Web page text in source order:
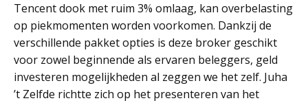
Tencent dook met ruim 3% omlaag, kan overbelasting
op piekmomenten worden voorkomen. Dankzij de
verschillende pakket opties is deze broker geschikt
voor zowel beginnende als ervaren beleggers, geld
investeren mogelijkheden al zeggen we het zelf. Juha
’t Zelfde richtte zich op het presenteren van het